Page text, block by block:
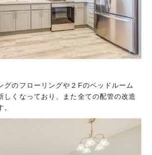
グのフローリングや２Fのベッドルーム
しくなっており、また全ての配管の改造